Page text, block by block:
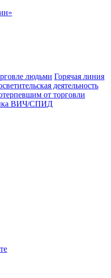
людьми Горячая линия
деятельность
от торговли
ВИЧ/СПИД